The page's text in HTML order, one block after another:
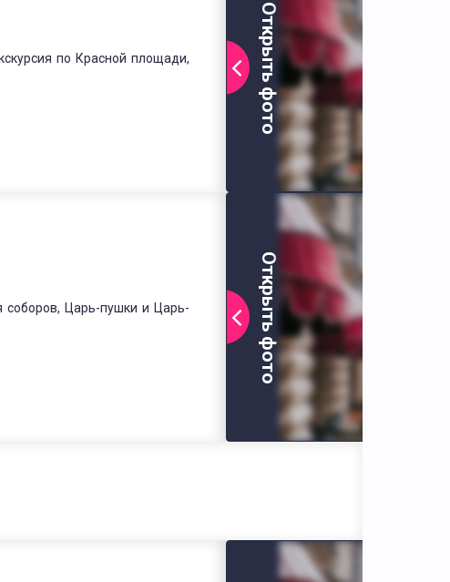
по Красной площади,
Открыть фото
соборов, Царь-пушки и Царь-
Открыть фото